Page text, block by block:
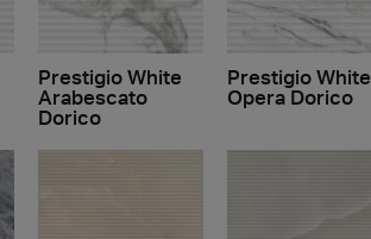
Prestigio White
Arabescato
Dorico
Prestigio White
Opera Dorico